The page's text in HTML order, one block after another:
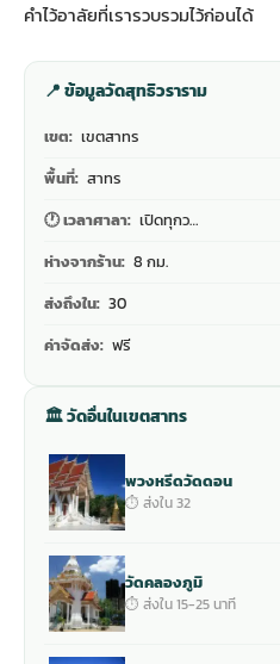
คำไว้อาลัยที่เรารวบรวมไว้ก่อนได้
📍 ข้อมูลวัดสุทธิวราราม
เขต: เขตสาทร
พื้นที่: สาทร
🕐 เวลาศาลา: เปิดทุกว…
ห่างจากร้าน: 8 กม.
ส่งถึงใน: 30
ค่าจัดส่ง: ฟรี
🏛 วัดอื่นในเขตสาทร
พวงหรีดวัดดอน
⏱ ส่งใน 32
วัดคลองภูมิ
⏱ ส่งใน 15-25 นาที